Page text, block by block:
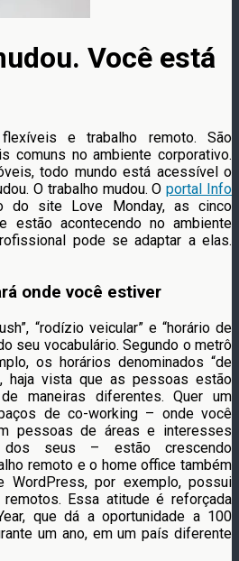
Você está
e trabalho remoto. São
comuns no ambiente corporativo.
todo mundo está acessível o
O trabalho mudou. Oportal Info
do site Love Monday, as cinco
estão acontecendo no ambiente
pode se adaptar a elas.
onde você estiver
“rodízio veicular” e “horário de
seu vocabulário. Segundo o metrô
os horários denominados “de
haja vista que as pessoas estão
maneiras diferentes. Quer um
de co-working – onde você
pessoas de áreas e interesses
dos seus – estão crescendo
remoto e o home office também
WordPress, por exemplo, possui
Essa atitude é reforçada
que dá a oportunidade a 100
um ano, em um país diferente